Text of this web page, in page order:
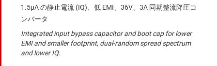
1.5μA の静止電流 (IQ)、低 EMI、36V、3A 同期整流降圧コ
ンバータ
Integrated input bypass capacitor and boot cap for lower
EMI and smaller footprint, dual-random spread spectrum
and lower IQ.